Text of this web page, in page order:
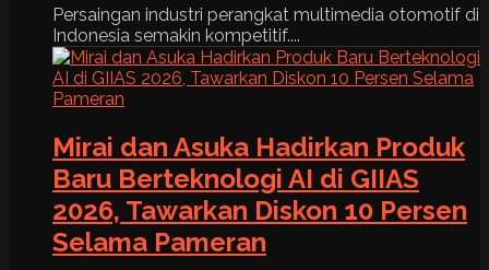
Persaingan industri perangkat multimedia otomotif di
Indonesia semakin kompetitif....
Mirai dan Asuka Hadirkan Produk
Baru Berteknologi AI di GIIAS
2026, Tawarkan Diskon 10 Persen
Selama Pameran